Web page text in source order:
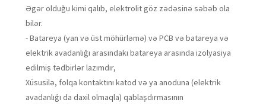
Əgər olduğu kimi qalıb, elektrolit göz zədəsinə səbəb ola
bilər.
- Batareya (yan və üst möhürləmə) və PCB və batareya və
elektrik avadanlığı arasındakı batareya arasında izolyasiya
edilmiş tədbirlər lazımdır,
Xüsusilə, folqa kontaktını katod və ya anoduna (elektrik
avadanlığı da daxil olmaqla) qablaşdırmasının